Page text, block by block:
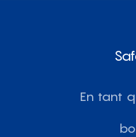
En tant